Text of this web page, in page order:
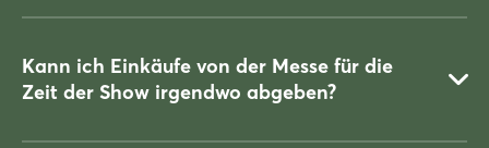
Kann ich Einkäufe von der Messe für die
Zeit der Show irgendwo abgeben?